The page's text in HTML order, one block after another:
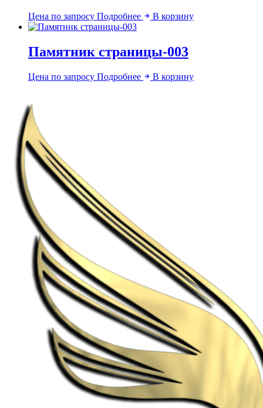
Цена по запросу Подробнее В корзину
Памятник страницы-003
Цена по запросу Подробнее В корзину